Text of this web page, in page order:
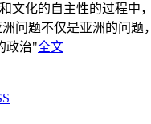
文化的自主性的过程中
问题不仅是亚洲的问
政治"全文